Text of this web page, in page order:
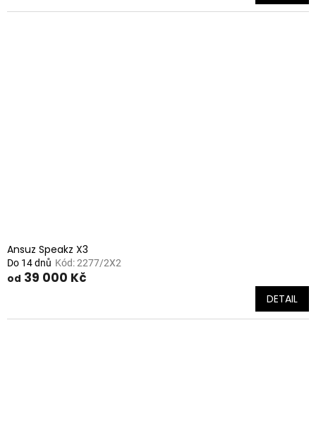
Ansuz Speakz X3
Do 14 dnů Kód:2277/2X2
od 39 000 Kč
DETAIL